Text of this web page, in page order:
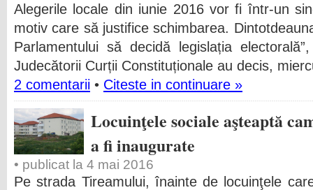
Alegerile locale din iunie 2016 vor fi într-un
motiv care să justifice schimbarea.
Parlamentului să decidă legislația
Judecătorii Curții Constituționale au decis,
2 comentarii • Citeste in continuare »
Locuinţele sociale aşteaptă
a fi inaugurate
• publicat la 4 mai 2016
Pe strada Tireamului, înainte de locuinţele